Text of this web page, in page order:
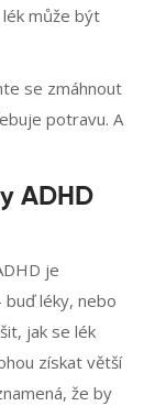
může být
se zmáhnout
potravu. A
ADHD
je
buď léky, nebo
jak se lék
získat větší
že by